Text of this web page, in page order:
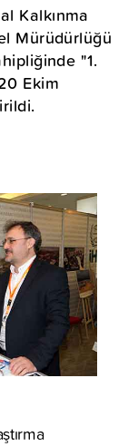
Kalkınma
Mürüdürlüğü
"1.
Ekim